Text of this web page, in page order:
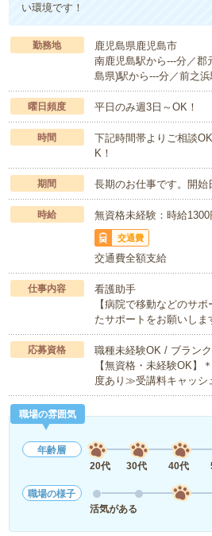
い環境です！
勤務地
鹿児島県鹿児島市
南鹿児島駅から---分／郡
島県)駅から---分／前之
曜日頻度 平日のみ週3日～OK！
時間
下記時間帯よりご相談
K！
期間 長期のお仕事です。開
時給 無資格未経験：時給
交通費
交通費全額支給
仕事内容
看護助手
【病院で移動などのサ
たサポートをお願いし
応募資格
職種未経験OK / ブラン
【無資格・未経験OK】
度あり≫受講料キャッ
職場の雰囲気
年齢層
20代
30代 40代
職場の様子
活気がある